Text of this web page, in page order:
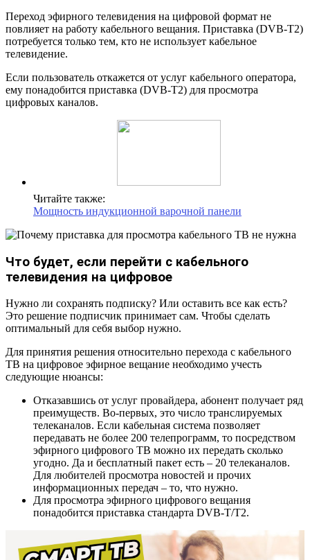
Переход эфирного телевидения на цифровой формат не
повлияет на работу кабельного вещания. Приставка (DVB-Т2)
потребуется только тем, кто не использует кабельное
телевидение.
Если пользователь откажется от услуг кабельного оператора,
ему понадобится приставка (DVB-Т2) для просмотра
цифровых каналов.
Читайте также:
Мощность индукционной варочной панели
Что будет, если перейти с кабельного
телевидения на цифровое
Нужно ли сохранять подписку? Или оставить все как есть?
Это решение подписчик принимает сам. Чтобы сделать
оптимальный для себя выбор нужно.
Для принятия решения относительно перехода с кабельного
ТВ на цифровое эфирное вещание необходимо учесть
следующие нюансы:
Отказавшись от услуг провайдера, абонент получает ряд
преимуществ. Во-первых, это число транслируемых
телеканалов. Если кабельная система позволяет
передавать не более 200 телепрограмм, то посредством
эфирного цифрового ТВ можно их передать сколько
угодно. Да и бесплатный пакет есть – 20 телеканалов.
Для любителей просмотра новостей и прочих
информационных передач – то, что нужно.
Для просмотра эфирного цифрового вещания
понадобится приставка стандарта DVB-Т/Т2.